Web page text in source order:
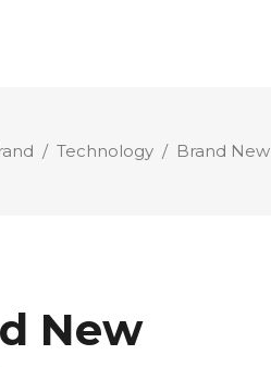
/ Technology / Brand New
New